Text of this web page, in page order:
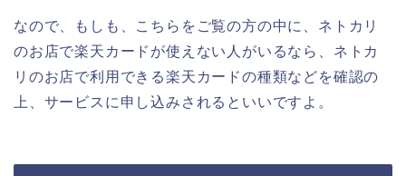
なので、もしも、こちらをご覧の方の中に、ネトカリ
のお店で楽天カードが使えない人がいるなら、ネトカ
リのお店で利用できる楽天カードの種類などを確認の
上、サービスに申し込みされるといいですよ。